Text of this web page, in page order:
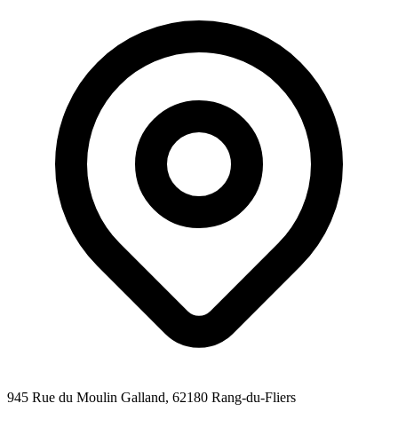
945 Rue du Moulin Galland, 62180 Rang-du-Fliers